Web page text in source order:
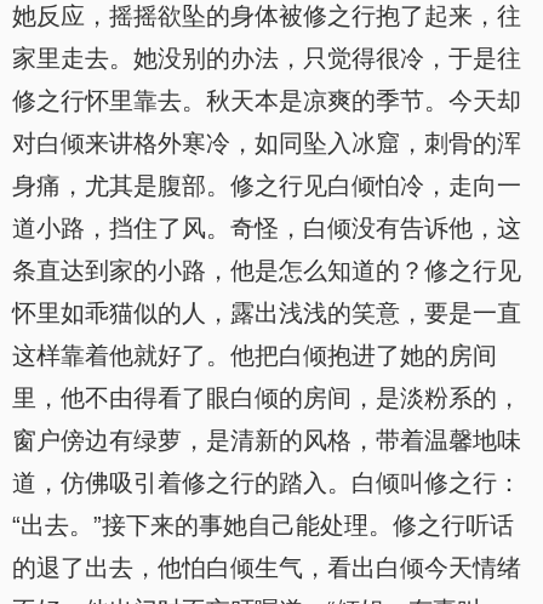
她反应，摇摇欲坠的身体被修之行抱了起来，往
家里走去。她没别的办法，只觉得很冷，于是往
修之行怀里靠去。秋天本是凉爽的季节。今天却
对白倾来讲格外寒冷，如同坠入冰窟，刺骨的浑
身痛，尤其是腹部。修之行见白倾怕冷，走向一
道小路，挡住了风。奇怪，白倾没有告诉他，这
条直达到家的小路，他是怎么知道的？修之行见
怀里如乖猫似的人，露出浅浅的笑意，要是一直
这样靠着他就好了。他把白倾抱进了她的房间
里，他不由得看了眼白倾的房间，是淡粉系的，
窗户傍边有绿萝，是清新的风格，带着温馨地味
道，仿佛吸引着修之行的踏入。白倾叫修之行：
“出去。”接下来的事她自己能处理。修之行听话
的退了出去，他怕白倾生气，看出白倾今天情绪